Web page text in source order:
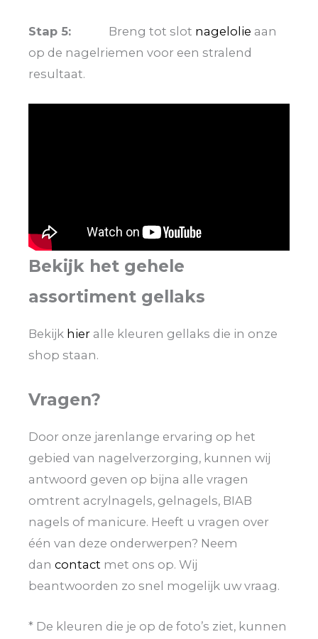
Stap 5: Breng tot slot nagelolie aan
op de nagelriemen voor een stralend
resultaat.
Bekijk het gehele
assortiment gellaks
Bekijk hier alle kleuren gellaks die in onze
shop staan.
Vragen?
Door onze jarenlange ervaring op het
gebied van nagelverzorging, kunnen wij
antwoord geven op bijna alle vragen
omtrent acrylnagels, gelnagels, BIAB
nagels of manicure. Heeft u vragen over
één van deze onderwerpen? Neem
dan contact met ons op. Wij
beantwoorden zo snel mogelijk uw vraag.
* De kleuren die je op de foto’s ziet, kunnen